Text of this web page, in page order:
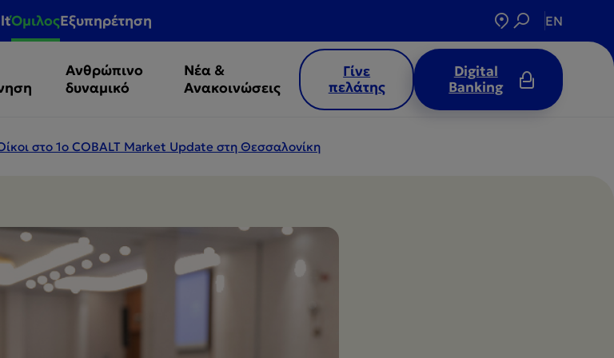
ΌμιλοςΕξυπηρέτηση EN
Ανθρώπινο
δυναμικό
Νέα &
Ανακοινώσεις
Γίνε
πελάτης
Digital
Banking
Οίκοι στο 1ο COBALT Market Update στη Θεσσαλονίκη